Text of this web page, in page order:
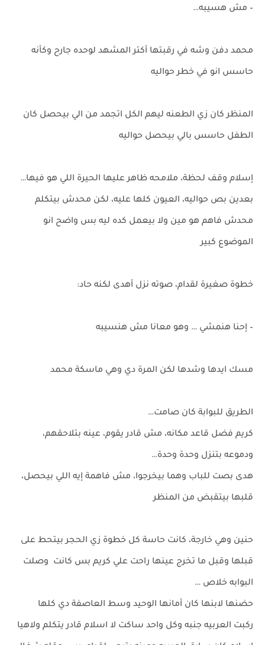
– مش هسيبه…
محمد دفن وشه في رقبتها أكتر المشهد لوحده جارح وكأنه
حاسس انو في خطر حواليه
المنظر كان زي الطعنه ليهم الكل اتجمد من الي بيحصل كان
الطفل حاسس بالي بيحصل حواليه
إسلام وقف لحظة، ملامحه ظاهر عليها الحيرة اللي هو فيها…
بعدين بص حواليه، العيون كلها عليه، لكن محدش بيتكلم
محدش فاهم هو مين ولا بيعمل كده ليه بس واضح انو
الموضوع كبير
خطوة صغيرة لقدام، صوته نزل أهدى لكنه حاد:
– إحنا هنمشي … وهو معانا مش هنسيبه
مسك ايدها وشدها لكن المرة دي وهي ماسكة محمد
الطريق للبوابة كان صامت…
كريم فضل قاعد مكانه، مش قادر يقوم، عينه بتلاحقهم،
ودموعه بتنزل وحدة وحدة…
هدى بصت للباب وهما بيخرجوا، مش فاهمة إيه اللي بيحصل،
قلبها بيتقبض من المنظر
حنين وهي خارجة، كانت حاسة كل خطوة زي الحجر بيتحط على
قبلها وقبل ما تخرج عينها راحت علي كريم بس كانت وصلت
البوابه خلاص …
حضنها لابنها كان أمانها الوحيد وسط العاصفة دي كلها
ركبت العربيه جنبه وكل واحد ساكت لا اسلام قادر يتكلم ولاهيا